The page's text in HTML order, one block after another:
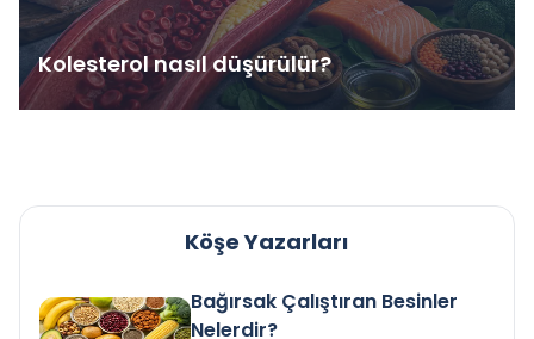
Kolesterol nasıl düşürülür?
Köşe Yazarları
Bağırsak Çalıştıran Besinler
Nelerdir?